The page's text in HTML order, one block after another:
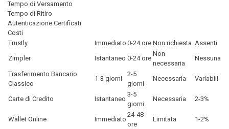
Tempo di Versamento
Tempo di Ritiro
Autenticazione Certificati
Costi
Trustly
Immediato 0-24 ore Non richiesta Assenti
Zimpler
Istantaneo 0-24 ore
Non
necessaria
Nessuna
Trasferimento Bancario
Classico
1-3 giorni
2-5
giorni
Necessaria Variabili
Carte di Credito Istantaneo
3-5
giorni
Necessaria 2-3%
Wallet Online Immediato
24-48
ore
Limitata 1-2%